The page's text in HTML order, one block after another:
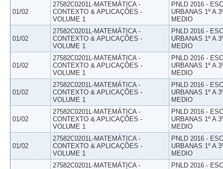
01/02
27582C0201L-MATEMÁTICA -
CONTEXTO & APLICAÇÕES -
VOLUME 1
PNLD 2016 -
URBANAS 1º A
MEDIO
01/02
27582C0201L-MATEMÁTICA -
CONTEXTO & APLICAÇÕES -
VOLUME 1
PNLD 2016 -
URBANAS 1º A
MEDIO
01/02
27582C0201L-MATEMÁTICA -
CONTEXTO & APLICAÇÕES -
VOLUME 1
PNLD 2016 -
URBANAS 1º A
MEDIO
01/02
27582C0201L-MATEMÁTICA -
CONTEXTO & APLICAÇÕES -
VOLUME 1
PNLD 2016 -
URBANAS 1º A
MEDIO
01/02
27582C0201L-MATEMÁTICA -
CONTEXTO & APLICAÇÕES -
VOLUME 1
PNLD 2016 -
URBANAS 1º A
MEDIO
01/02
27582C0201L-MATEMÁTICA -
CONTEXTO & APLICAÇÕES -
VOLUME 1
PNLD 2016 -
URBANAS 1º A
MEDIO
27582C0201L-MATEMÁTICA -
PNLD 2016 -